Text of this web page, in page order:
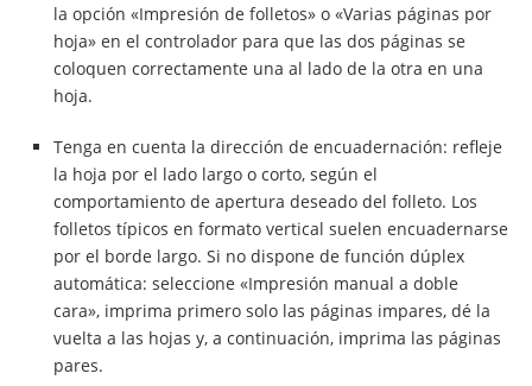
la opción «Impresión de folletos» o «Varias páginas por
hoja» en el controlador para que las dos páginas se
coloquen correctamente una al lado de la otra en una
hoja.
Tenga en cuenta la dirección de encuadernación: refleje
la hoja por el lado largo o corto, según el
comportamiento de apertura deseado del folleto. Los
folletos típicos en formato vertical suelen encuadernarse
por el borde largo. Si no dispone de función dúplex
automática: seleccione «Impresión manual a doble
cara», imprima primero solo las páginas impares, dé la
vuelta a las hojas y, a continuación, imprima las páginas
pares.